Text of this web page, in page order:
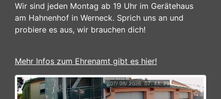
Wir sind jeden Montag ab 19 Uhr im Gerätehaus
am Hahnenhof in Werneck. Sprich uns an und
probiere es aus, wir brauchen dich!
Mehr Infos zum Ehrenamt gibt es hier!